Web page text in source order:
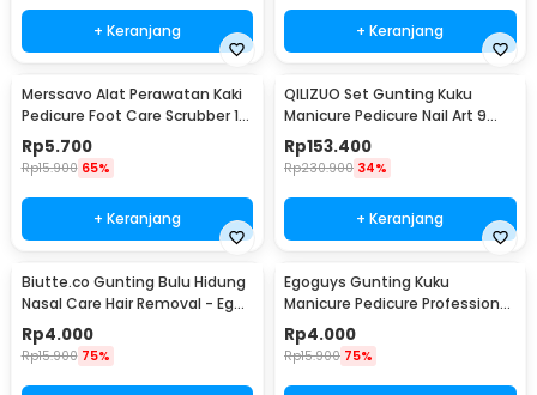
+ Keranjang + Keranjang
Merssavo Alat Perawatan Kaki
Pedicure Foot Care Scrubber 1
PCS - HB07
Rp5.700
Rp15.900 65%
+ Keranjang
QILIZUO Set Gunting Kuku
Manicure Pedicure Nail Art 9
PCS - 309
Rp153.400
Rp230.900 34%
+ Keranjang
Biutte.co Gunting Bulu Hidung
Nasal Care Hair Removal - Ego-
1Rp4.000
Rp15.900 75%
Egoguys Gunting Kuku
Manicure Pedicure Professional
Stainless Steel - NT97
Rp4.000
Rp15.900 75%